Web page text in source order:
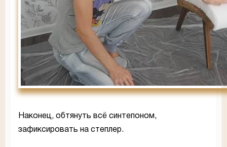
Наконец, обтянуть всё синтепоном,
зафиксировать на степлер.